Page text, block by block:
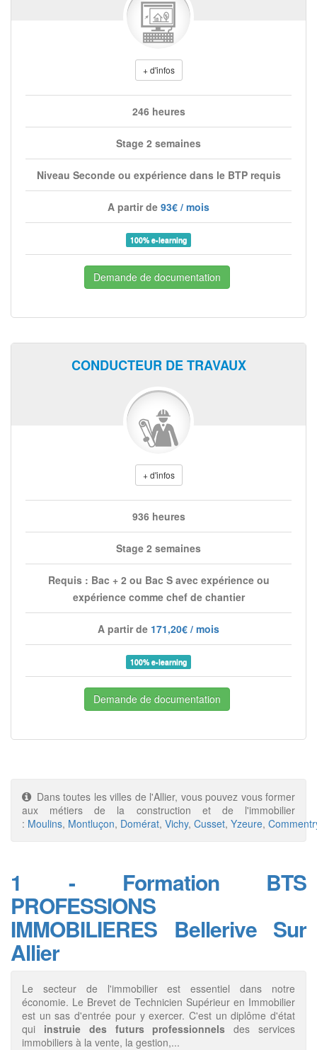
+ d'infos
246 heures
Stage 2 semaines
Niveau Seconde ou expérience dans le BTP requis
A partir de 93€ / mois
100% e-learning
Demande de documentation
CONDUCTEUR DE TRAVAUX
+ d'infos
936 heures
Stage 2 semaines
Requis : Bac + 2 ou Bac S avec expérience ou
expérience comme chef de chantier
A partir de 171,20€ / mois
100% e-learning
Demande de documentation
Dans toutes les villes de l'Allier, vous pouvez vous former
aux métiers de la construction et de l'immobilier
: Moulins, Montluçon, Domérat, Vichy, Cusset, Yzeure,
1 - Formation BTS
PROFESSIONS
IMMOBILIERES Bellerive Sur
Allier
Le secteur de l'immobilier est essentiel dans notre
économie. Le Brevet de Technicien Supérieur en Immobilier
est un sas d'entrée pour y exercer. C'est un diplôme d'état
qui instruie des futurs professionnels des services
immobiliers à la vente, la gestion,...